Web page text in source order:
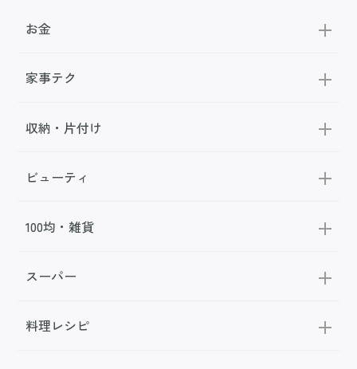
お金
家事テク
収納・片付け
ビューティ
100均・雑貨
スーパー
料理レシピ